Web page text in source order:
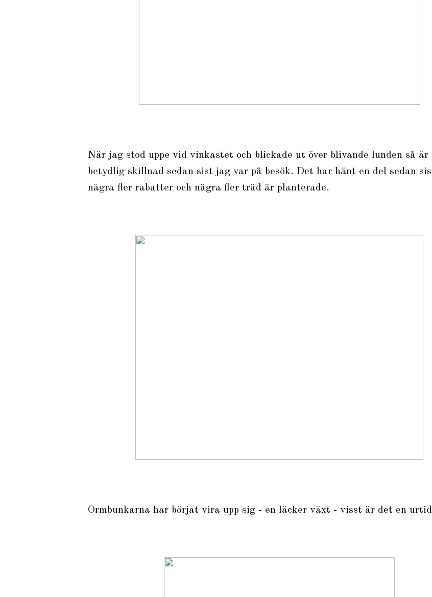
När jag stod uppe vid vinkastet och blickade ut över blivande lunden så är
betydlig skillnad sedan sist jag var på besök. Det har hänt en del sedan
några fler rabatter och några fler träd är planterade.
Ormbunkarna har börjat vira upp sig - en läcker växt - visst är det en